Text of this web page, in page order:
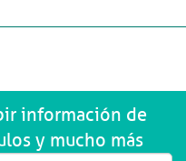
información de
y mucho más